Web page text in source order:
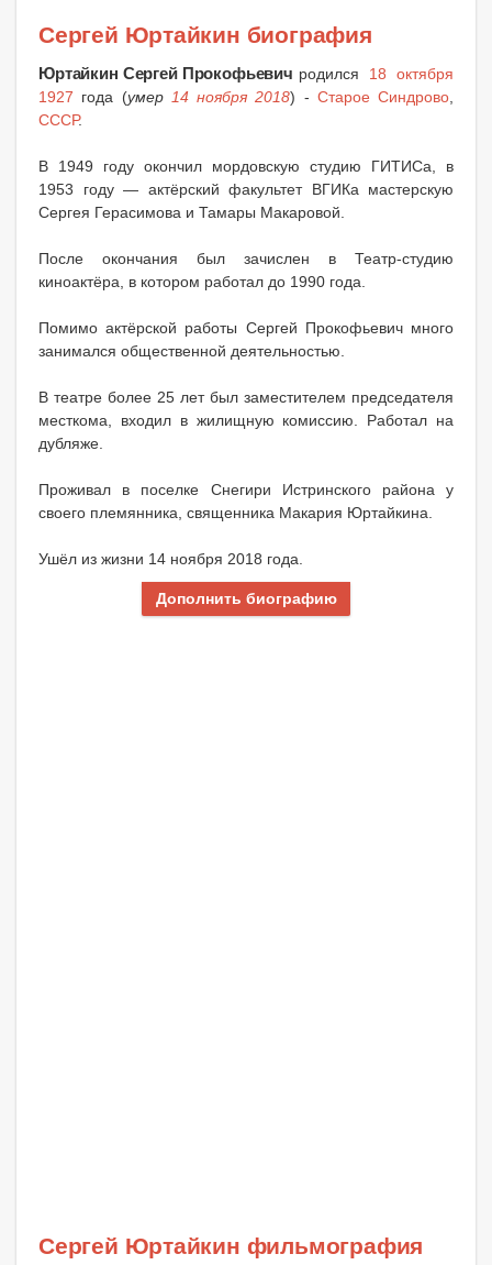
Сергей Юртайкин биография
Юртайкин Сергей Прокофьевич родился 18 октября
1927 года (умер 14 ноября 2018) - Старое Синдрово
СССР.
В 1949 году окончил мордовскую студию ГИТИСа, в
1953 году — актёрский факультет ВГИКа мастерскую
Сергея Герасимова и Тамары Макаровой.
После окончания был зачислен в Театр-студию
киноактёра, в котором работал до 1990 года.
Помимо актёрской работы Сергей Прокофьевич много
занимался общественной деятельностью.
В театре более 25 лет был заместителем председателя
месткома, входил в жилищную комиссию. Работал на
дубляже.
Проживал в поселке Снегири Истринского района у
своего племянника, священника Макария Юртайкина.
Ушёл из жизни 14 ноября 2018 года.
Дополнить биографию
Сергей Юртайкин фильмография